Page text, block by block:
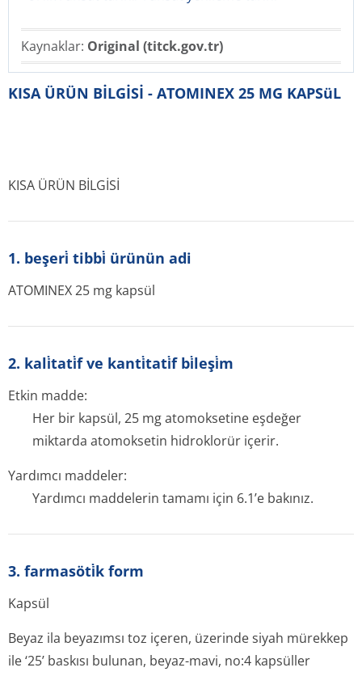
Kaynaklar: Original (titck.gov.tr)
KISA ÜRÜN BİLGİSİ - ATOMINEX 25 MG KAPSüL
KISA ÜRÜN BİLGİSİ
1. beşeri̇ tibbi̇ ürünün adi
ATOMINEX 25 mg kapsül
2. kali̇tati̇f ve kanti̇tati̇f bi̇leşi̇m
Etkin madde:
Her bir kapsül, 25 mg atomoksetine eşdeğer
miktarda atomoksetin hidroklorür içerir.
Yardımcı maddeler:
Yardımcı maddelerin tamamı için 6.1’e bakınız.
3. farmasöti̇k form
Kapsül
Beyaz ila beyazımsı toz içeren, üzerinde siyah mürekkep
ile ‘25’ baskısı bulunan, beyaz-mavi, no:4 kapsüller